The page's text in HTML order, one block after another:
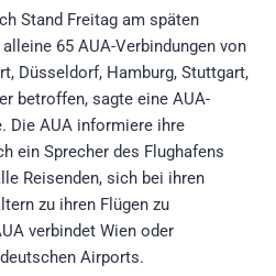
Stand Freitag am späten
65 AUA-Verbindungen von
Düsseldorf, Hamburg, Stuttgart,
betroffen, sagte eine AUA-
Die AUA informiere ihre
ein Sprecher des Flughafens
Reisenden, sich bei ihren
zu ihren Flügen zu
verbindet Wien oder
Airports.